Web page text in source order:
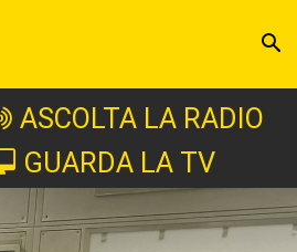
ASCOLTA LA RADIO
GUARDA LA TV